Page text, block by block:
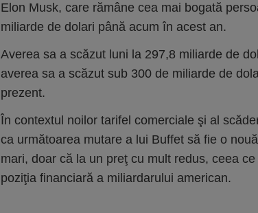
Elon Musk, care rămâne cea mai bogată
miliarde de dolari până acum în acest an.
Averea sa a scăzut luni la 297,8 miliarde de
averea sa a scăzut sub 300 de miliarde de
prezent.
În contextul noilor tarifel comerciale şi al
ca următoarea mutare a lui Buffet să fie o
mari, doar că la un preţ cu mult redus, ceea
poziţia financiară a miliardarului american.